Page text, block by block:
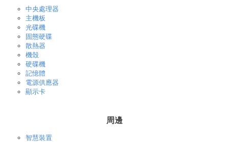
中央處理器
主機板
光碟機
固態硬碟
散熱器
機殼
硬碟機
記憶體
電源供應器
顯示卡
周邊
智慧裝置